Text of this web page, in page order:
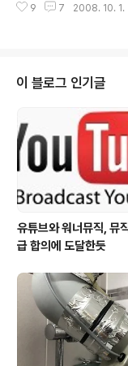
좌표가 보인다. 최근 쌍둥이
침에도 수정없이 계속 남아
을 톺아본다는 것은 샅샅히
뜻이다. 잘 사용하지 않는
맞는데, 기사에서 저런 단
아했다. 기자는 분명 단어를
전달할만한 것을 골랐겠지
9 7 2008. 10. 1.
이 블로그 인기글
유튜브와 워너뮤직, 뮤
급 합의에 도달한듯